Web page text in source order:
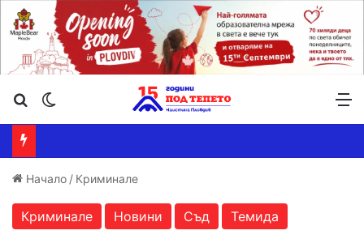
Търсене ...
Начало / Криминале
Криминале Новини Съд Темида